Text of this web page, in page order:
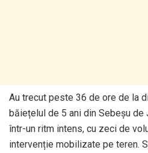
Au trecut peste 36 de ore de la
băiețelul de 5 ani din Sebeșu de
într-un ritm intens, cu zeci de
intervenție mobilizate pe teren.